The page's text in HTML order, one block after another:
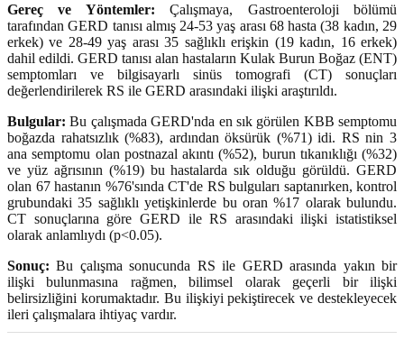
Gereç ve Yöntemler: Çalışmaya, Gastroenteroloji bölümü
tarafından GERD tanısı almış 24-53 yaş arası 68 hasta (38 kadın, 29
erkek) ve 28-49 yaş arası 35 sağlıklı erişkin (19 kadın, 16 erkek)
dahil edildi. GERD tanısı alan hastaların Kulak Burun Boğaz (ENT)
semptomları ve bilgisayarlı sinüs tomografi (CT) sonuçları
değerlendirilerek RS ile GERD arasındaki ilişki araştırıldı.
Bulgular: Bu çalışmada GERD'nda en sık görülen KBB semptomu
boğazda rahatsızlık (%83), ardından öksürük (%71) idi. RS nin 3
ana semptomu olan postnazal akıntı (%52), burun tıkanıklığı (%32)
ve yüz ağrısının (%19) bu hastalarda sık olduğu görüldü. GERD
olan 67 hastanın %76'sında CT'de RS bulguları saptanırken, kontrol
grubundaki 35 sağlıklı yetişkinlerde bu oran %17 olarak bulundu.
CT sonuçlarına göre GERD ile RS arasındaki ilişki istatistiksel
olarak anlamlıydı (p<0.05).
Sonuç: Bu çalışma sonucunda RS ile GERD arasında yakın bir
ilişki bulunmasına rağmen, bilimsel olarak geçerli bir ilişki
belirsizliğini korumaktadır. Bu ilişkiyi pekiştirecek ve destekleyecek
ileri çalışmalara ihtiyaç vardır.